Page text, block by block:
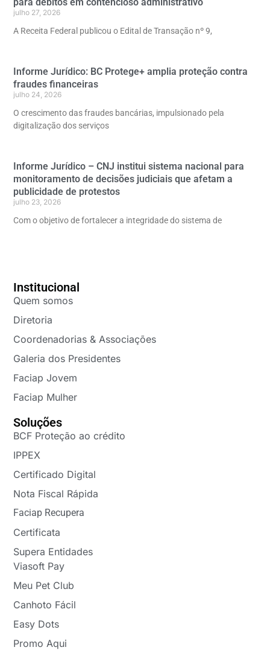
para débitos em contencioso administrativo
julho 27, 2026
A Receita Federal publicou o Edital de Transação nº 9,
Informe Jurídico: BC Protege+ amplia proteção contra
fraudes financeiras
julho 24, 2026
O crescimento das fraudes bancárias, impulsionado pela
digitalização dos serviços
Informe Jurídico – CNJ institui sistema nacional para
monitoramento de decisões judiciais que afetam a
publicidade de protestos
julho 23, 2026
Com o objetivo de fortalecer a integridade do sistema de
Institucional
Quem somos
Diretoria
Coordenadorias & Associações
Galeria dos Presidentes
Faciap Jovem
Faciap Mulher
Soluções
BCF Proteção ao crédito
IPPEX
Certificado Digital
Nota Fiscal Rápida
Faciap Recupera
Certificata
Supera Entidades
Viasoft Pay
Meu Pet Club
Canhoto Fácil
Easy Dots
Promo Aqui